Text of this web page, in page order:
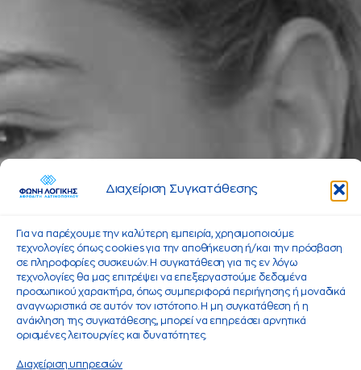
Διαχείριση Συγκατάθεσης
Για να παρέχουμε την καλύτερη εμπειρία, χρησιμοποιούμε
τεχνολογίες όπως cookies για την αποθήκευση ή/και την πρόσβαση
σε πληροφορίες συσκευών. Η συγκατάθεση για τις εν λόγω
τεχνολογίες θα μας επιτρέψει να επεξεργαστούμε δεδομένα
προσωπικού χαρακτήρα, όπως συμπεριφορά περιήγησης ή μοναδικά
αναγνωριστικά σε αυτόν τον ιστότοπο. Η μη συγκατάθεση ή η
ανάκληση της συγκατάθεσης, μπορεί να επηρεάσει αρνητικά
ορισμένες λειτουργίες και δυνατότητες.
Διαχείριση υπηρεσιών